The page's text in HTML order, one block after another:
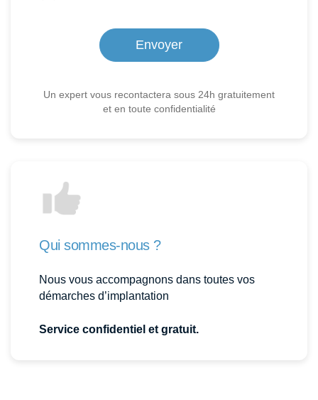
Un expert vous recontactera sous 24h gratuitement
et en toute confidentialité
Qui sommes-nous ?
Nous vous accompagnons dans toutes vos
démarches d’implantation
Service confidentiel et gratuit.